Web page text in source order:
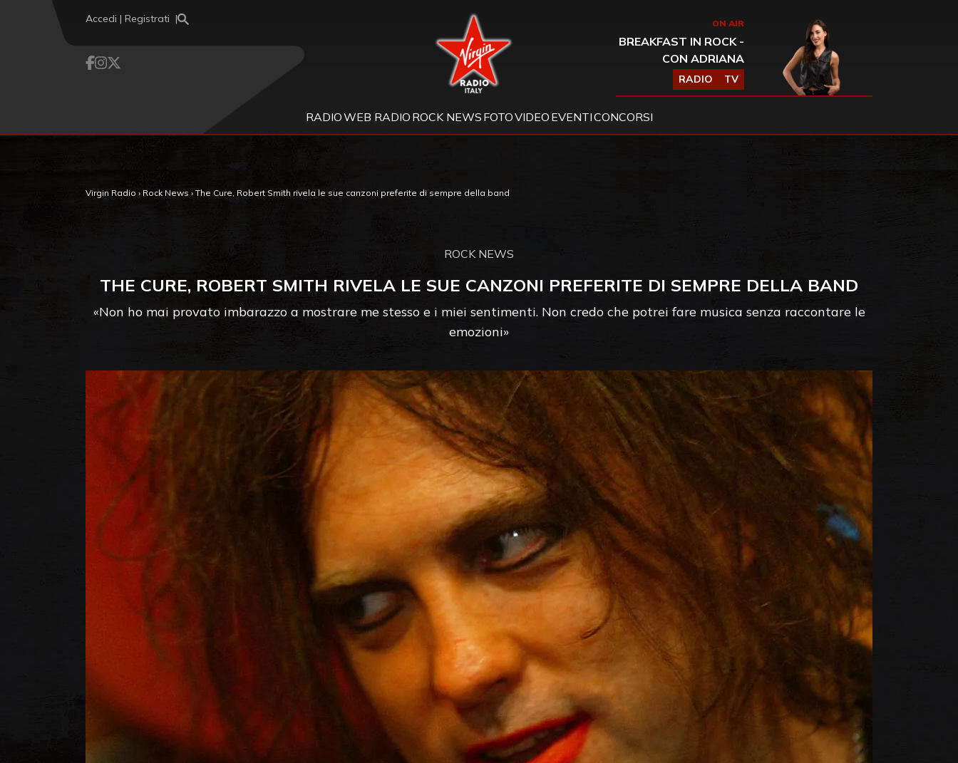
Accedi | Registrati Virgin Radio ON AIR
BREAKFAST IN ROCK -
CON ADRIANA
RADIO TV
RADIOWEB RADIO ROCK NEWS FOTOVIDEO EVENTICONCORSI
Virgin Radio › Rock News › The Cure, Robert Smith rivela le sue canzoni preferite di sempre della band
ROCK NEWS
THE CURE, ROBERT SMITH RIVELA LE SUE CANZONI PREFERITE DI SEMPRE DELLA BAND
«Non ho mai provato imbarazzo a mostrare me stesso e i miei sentimenti. Non credo che potrei fare musica senza raccontare le
emozioni»